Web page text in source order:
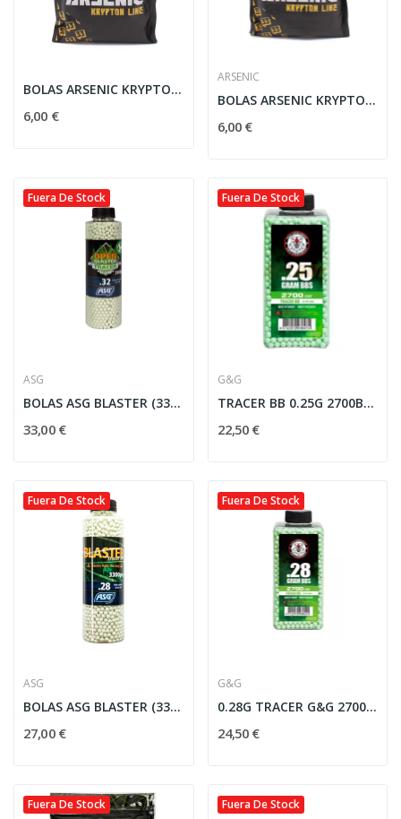
BOLAS ARSENIC KRYPTON TRAZADORA 0.20G 1000RDS...
6,00 €
ARSENIC
BOLAS ARSENIC KRYPTON TRAZADORA 0.25G 1000RDS...
6,00 €
Fuera De Stock
ASG
BOLAS ASG BLASTER (3300RDS) - 0.32G TRACER...
33,00 €
Fuera De Stock
G&G
TRACER BB 0.25G 2700BB VERDE G&G (G-07-265)
22,50 €
Fuera De Stock
ASG
BOLAS ASG BLASTER (3300RDS) - 0.28G TRACER...
27,00 €
Fuera De Stock
G&G
0.28G TRACER G&G 2700 RND
24,50 €
Fuera De Stock Fuera De Stock